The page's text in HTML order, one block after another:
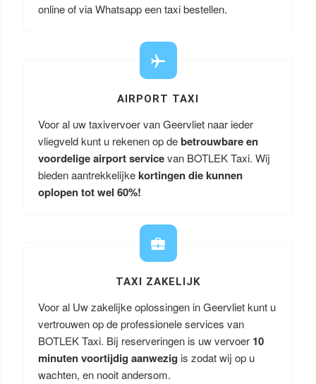
online of via Whatsapp een taxi bestellen.
AIRPORT TAXI
Voor al uw taxivervoer van Geervliet naar ieder
vliegveld kunt u rekenen op debetrouwbare en
voordelige airport servicevan BOTLEK Taxi. Wij
bieden aantrekkelijkekortingen die kunnen
oplopen tot wel 60%!
TAXI ZAKELIJK
Voor al Uw zakelijke oplossingen in Geervliet kunt u
vertrouwen op de professionele services van
BOTLEK Taxi. Bij reserveringen is uw vervoer 10
minuten voortijdig aanwezig is zodat wij op u
wachten, en nooit andersom.